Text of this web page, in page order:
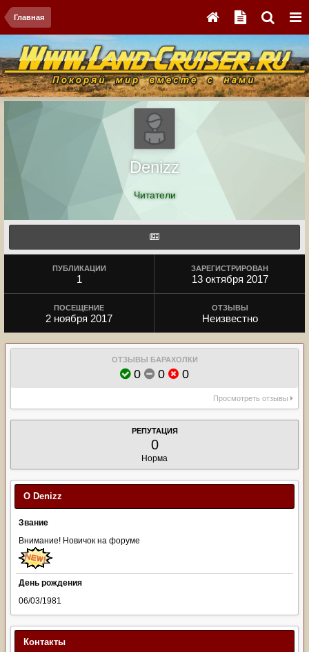
Главная
Denizz
Читатели
ПУБЛИКАЦИИ
1
ЗАРЕГИСТРИРОВАН
13 октября 2017
ПОСЕЩЕНИЕ
2 ноября 2017
ОТЗЫВЫ
Неизвестно
ОТЗЫВЫ БАРАХОЛКИ
0 0 0
Просмотреть отзывы
РЕПУТАЦИЯ
0
Норма
О Denizz
Звание
Внимание! Новичок на форуме
День рождения
06/03/1981
Контакты